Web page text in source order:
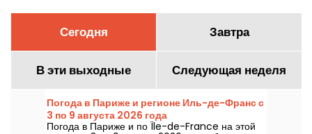
Сегодня Завтра
В эти выходные Следующая неделя
Погода в Париже и регионе Иль-де-Франс с
3 по 9 августа 2026 года
Погода в Париже и по Île-de-France на этой